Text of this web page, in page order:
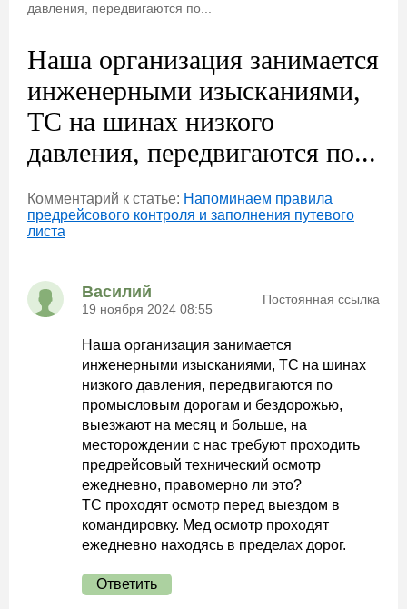
давления, передвигаются по...
Наша организация занимается
инженерными изысканиями,
ТС на шинах низкого
давления, передвигаются по...
Комментарий к статье: Напоминаем правила
предрейсового контроля и заполнения путевого
листа
Василий
19 ноября 2024 08:55
Постоянная ссылка
Наша организация занимается
инженерными изысканиями, ТС на шинах
низкого давления, передвигаются по
промысловым дорогам и бездорожью,
выезжают на месяц и больше, на
месторождении с нас требуют проходить
предрейсовый технический осмотр
ежедневно, правомерно ли это?
ТС проходят осмотр перед выездом в
командировку. Мед осмотр проходят
ежедневно находясь в пределах дорог.
Ответить